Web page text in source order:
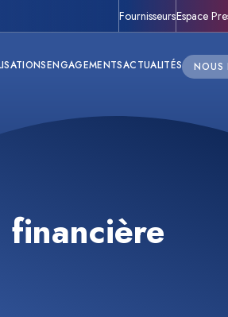
FournisseursEspace
ENGAGEMENTSACTUALITÉS NOUS